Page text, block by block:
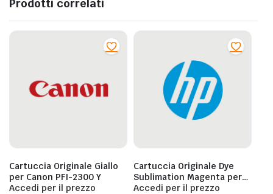
Prodotti correlati
Cartuccia Originale Giallo
per Canon PFI-2300 Y
Accedi per il prezzo
Cartuccia Originale Dye
Sublimation Magenta per
HP 624 – 775ML
Accedi per il prezzo